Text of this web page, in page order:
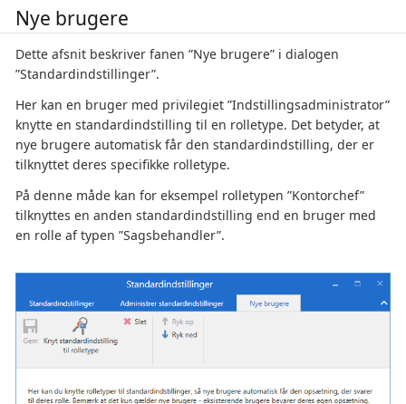
Nye brugere
Dette afsnit beskriver fanen ”Nye brugere” i dialogen
”Standardindstillinger”.
Her kan en bruger med privilegiet ”Indstillingsadministrator”
knytte en standardindstilling til en rolletype. Det betyder, at
nye brugere automatisk får den standardindstilling, der er
tilknyttet deres specifikke rolletype.
På denne måde kan for eksempel rolletypen ”Kontorchef”
tilknyttes en anden standardindstilling end en bruger med
en rolle af typen ”Sagsbehandler”.